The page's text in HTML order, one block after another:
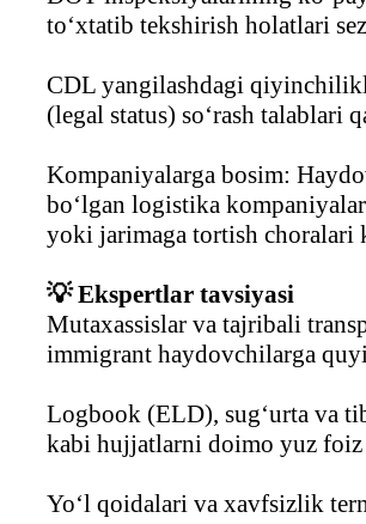
to‘xtatib tekshirish holatlari
CDL yangilashdagi
(legal status) so‘rash talablari
Kompaniyalarga bosim:
bo‘lgan logistika
yoki jarimaga tortish choralari
💡 Ekspertlar tavsiyasi
Mutaxassislar va tajribali
immigrant haydovchilarga
Logbook (ELD), sug‘urta va
kabi hujjatlarni doimo yuz foiz
Yo‘l qoidalari va xavfsizlik